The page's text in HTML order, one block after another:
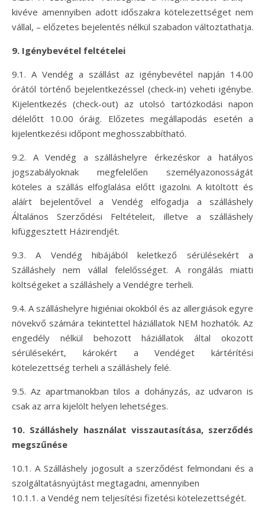
kivéve amennyiben adott időszakra kötelezettséget nem
vállal, – előzetes bejelentés nélkül szabadon változtathatja.
9. Igénybevétel feltételei
9.1. A Vendég a szállást az igénybevétel napján 14.00
órától történő bejelentkezéssel (check-in) veheti igénybe.
Kijelentkezés (check-out) az utolsó tartózkodási napon
délelőtt 10.00 óráig. Előzetes megállapodás esetén a
kijelentkezési időpont meghosszabbítható.
9.2. A Vendég a szálláshelyre érkezéskor a hatályos
jogszabályoknak megfelelően személyazonosságát
köteles a szállás elfoglalása előtt igazolni. A kitöltött és
aláírt bejelentővel a Vendég elfogadja a szálláshely
Általános Szerződési Feltételeit, illetve a szálláshely
kifüggesztett Házirendjét.
9.3. A Vendég hibájából keletkező sérülésekért a
Szálláshely nem vállal felelősséget. A rongálás miatti
költségeket a szálláshely a Vendégre terheli.
9.4. A szálláshelyre higiéniai okokból és az allergiások egyre
növekvő számára tekintettel háziállatok NEM hozhatók. Az
engedély nélkül behozott háziállatok által okozott
sérülésekért, károkért a Vendéget kártérítési
kötelezettség terheli a szálláshely felé.
9.5. Az apartmanokban tilos a dohányzás, az udvaron is
csak az arra kijelölt helyen lehetséges.
10. Szálláshely használat visszautasítása, szerződés
megszűnése
10.1. A Szálláshely jogosult a szerződést felmondani és a
szolgáltatásnyújtást megtagadni, amennyiben
10.1.1. a Vendég nem teljesítési fizetési kötelezettségét.